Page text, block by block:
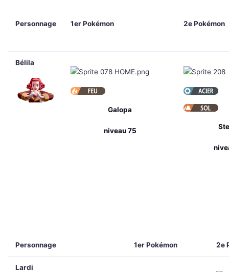
Personnage 1er Pokémon 2e Pokémon
Bélila
Galopa
niveau 75
Personnage 1er Pokémon 2e
Lardi